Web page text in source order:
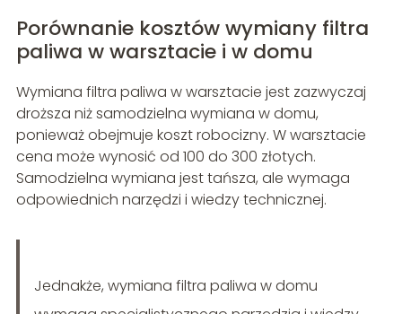
Porównanie kosztów wymiany filtra
paliwa w warsztacie i w domu
Wymiana filtra paliwa w warsztacie jest zazwyczaj
droższa niż samodzielna wymiana w domu,
ponieważ obejmuje koszt robocizny. W warsztacie
cena może wynosić od 100 do 300 złotych.
Samodzielna wymiana jest tańsza, ale wymaga
odpowiednich narzędzi i wiedzy technicznej.
Jednakże, wymiana filtra paliwa w domu